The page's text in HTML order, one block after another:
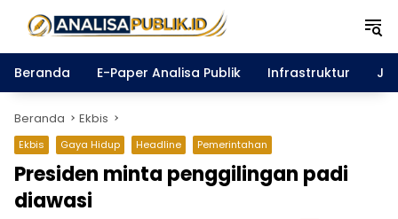
Beranda
E-Paper Analisa Publik Infrastruktur
Beranda Ekbis
Ekbis Gaya Hidup Headline Pemerintahan
Presiden minta penggilingan padi
diawasi